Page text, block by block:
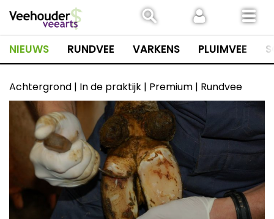
naar
inhoud
NIEUWS RUNDVEE VARKENS PLUIMVEE
Achtergrond | In de praktijk | Premium | Rundvee